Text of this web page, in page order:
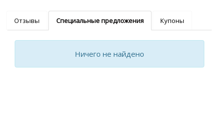
Отзывы Специальные предложения Купоны
Ничего не найдено